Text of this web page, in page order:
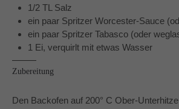
Dabei unterstützen mich vor allem die
Pampered Chef® und der Thermomix®
In und um Mönchengladbach berate ich
den Produkten von Pampered Chef.
1/2 TL Salz
ein paar Spritzer Worcester-Sauce
ein paar Spritzer Tabasco (oder
1 Ei, verquirlt mit etwas Wasser
Zubereitung
Den Backofen auf 200° C Ober-